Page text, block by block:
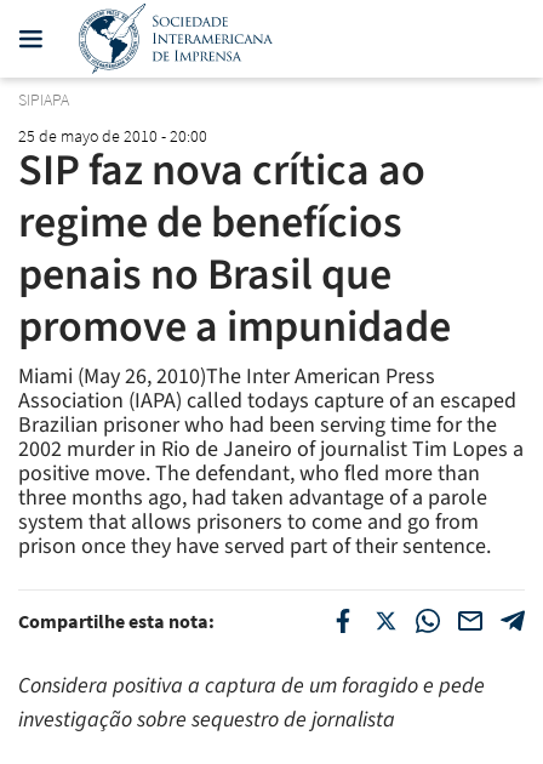
SIPIAPA
25 de mayo de 2010 - 20:00
SIP faz nova crítica ao
regime de benefícios
penais no Brasil que
promove a impunidade
Miami (May 26, 2010)The Inter American Press
Association (IAPA) called todays capture of an escaped
Brazilian prisoner who had been serving time for the
2002 murder in Rio de Janeiro of journalist Tim Lopes a
positive move. The defendant, who fled more than
three months ago, had taken advantage of a parole
system that allows prisoners to come and go from
prison once they have served part of their sentence.
Compartilhe esta nota:
Considera positiva a captura de um foragido e pede
investigação sobre sequestro de jornalista